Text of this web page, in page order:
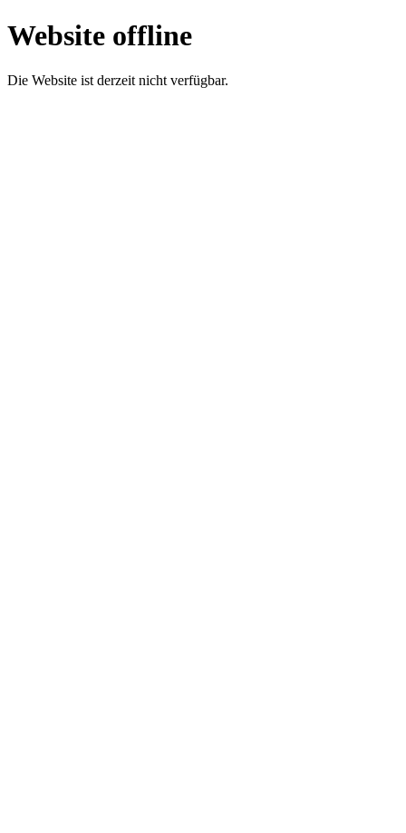
Website offline
Die Website ist derzeit nicht verfügbar.